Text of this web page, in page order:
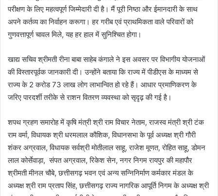
परीक्षण के लिए महत्वपूर्ण जिम्मेदारी दी है। मैं पूरी निष्ठा और ईमानदारी के साथ
अपने कर्तव्य का निर्वाहन करूगा। हर गरीब एवं प्राथमिकता वाले परिवारों को
गुणवत्तापूर्ण चावल मिले, यह हर हाल में सुनिश्चित होगा।
खाद्य सचिव श्रीमती रीना बाबा साहेब कंगाले ने इस अवसर पर विभागीय योजनाओं
की विस्तारपूर्वक जानकारी दी। उन्होंने बताया कि राज्य में पीडीएस के माध्यम से
राज्य के 2 करोड 73 लाख लोग लाभान्वित हो रहे हैं। आधार प्रमाणिकरण के
जरिए पारदर्शी तरीके से राशन वितरण व्यवस्था को सृदृढ़ की गई है।
शपथ ग्रहण समारोह में कृषि मंत्री श्री राम विचार नेताम, राजस्व मंत्री श्री टंक
राम वर्मा, विधायक श्री धरमलाल कौशिक, विधानसभा के पूर्व अध्यक्ष श्री गौरी
शंकर अग्रवाल, विधायक सर्वश्री मोतीलाल साहू, राजेश मूणत, रोहित साहू, डोमन
लाल कोर्सेवाड़ा, संपत अग्रवाल, रिकेश सेन, नगर निगम रायपुर की महापौर
श्रीमती मीनल चौबे, छत्तीसगढ़ भवन एवं अन्य सन्निनिर्माण कर्मकार मंडल के
अध्यक्ष श्री राम प्रताप सिंह, छत्तीसगढ़ राज्य नागरिक आपूर्ति निगम के अध्यक्ष श्री